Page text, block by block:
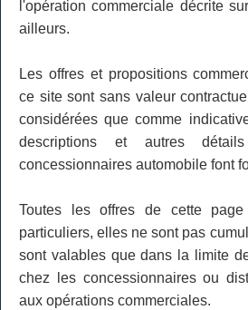
l'opération commerciale décrite
ailleurs.
Les offres et propositions
ce site sont sans valeur
considérées que comme
descriptions et autres
concessionnaires automobile font
Toutes les offres de cette
particuliers, elles ne sont pas
sont valables que dans la limite
chez les concessionnaires ou
aux opérations commerciales.